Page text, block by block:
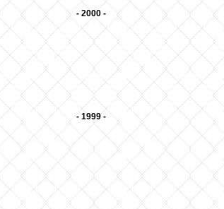
- 2000 -
- 1999 -